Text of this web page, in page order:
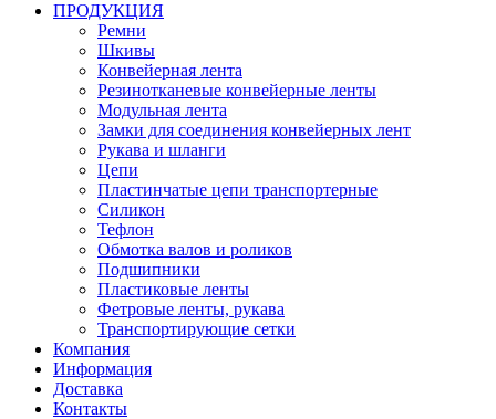
ПРОДУКЦИЯ
Ремни
Шкивы
Конвейерная лента
Резинотканевые конвейерные ленты
Модульная лента
Замки для соединения конвейерных лент
Рукава и шланги
Цепи
Пластинчатые цепи транспортерные
Силикон
Тефлон
Обмотка валов и роликов
Подшипники
Пластиковые ленты
Фетровые ленты, рукава
Транспортирующие сетки
Компания
Информация
Доставка
Контакты